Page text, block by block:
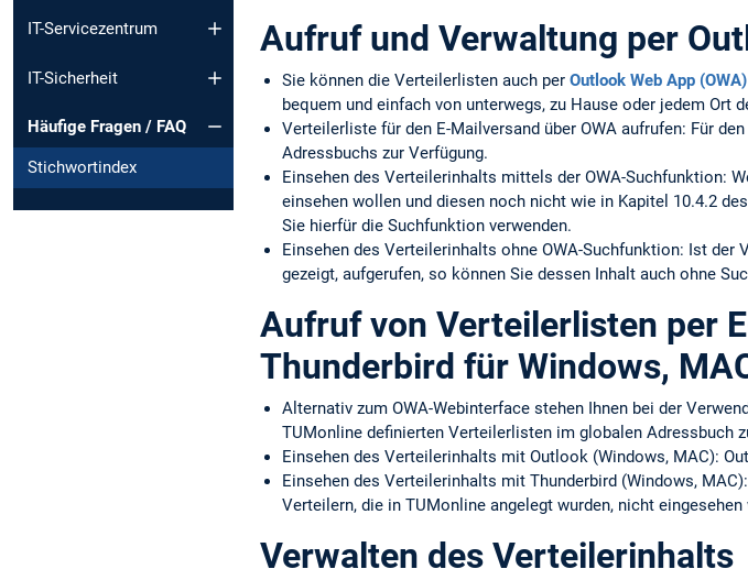
IT-Servicezentrum
IT-Sicherheit
Häufige Fragen / FAQ
Stichwortindex
Aufruf und Verwaltung per
Sie können die Verteilerlisten auch per Outlook Web App
bequem und einfach von unterwegs, zu Hause oder jedem Ort
Verteilerliste für den E-Mailversand über OWA aufrufen: Für
Adressbuchs zur Verfügung.
Einsehen des Verteilerinhalts mittels der OWA-Suchfunktion:
einsehen wollen und diesen noch nicht wie in Kapitel 10.4.2 des
Sie hierfür die Suchfunktion verwenden.
Einsehen des Verteilerinhalts ohne OWA-Suchfunktion: Ist der
gezeigt, aufgerufen, so können Sie dessen Inhalt auch ohne
Aufruf von Verteilerlisten per
Thunderbird für Windows,
Alternativ zum OWA-Webinterface stehen Ihnen bei der
TUMonline definierten Verteilerlisten im globalen Adressbuch
Einsehen des Verteilerinhalts mit Outlook (Windows, MAC):
Einsehen des Verteilerinhalts mit Thunderbird (Windows,
Verteilern, die in TUMonline angelegt wurden, nicht eingesehen
Verwalten des Verteilerinhalts